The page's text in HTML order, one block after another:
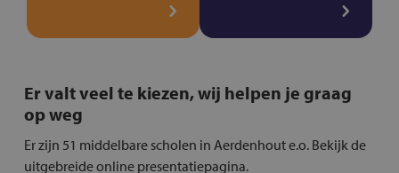
Er valt veel te kiezen, wij helpen je graag
op weg
Er zijn 51 middelbare scholen in Aerdenhout e.o. Bekijk de
uitgebreide online presentatiepagina.